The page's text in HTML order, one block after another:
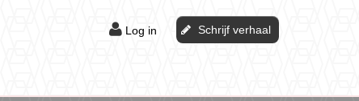
Log in Schrijf verhaal